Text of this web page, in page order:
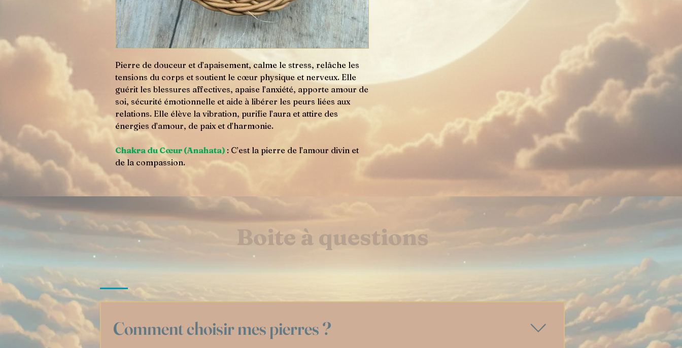
Pierre de douceur et d’apaisement, calme le stress, relâche les
tensions du corps et soutient le cœur physique et nerveux. Elle
guérit les blessures affectives, apaise l’anxiété, apporte amour de
soi, sécurité émotionnelle et aide à libérer les peurs liées aux
relations. Elle élève la vibration, purifie l’aura et attire des
énergies d’amour, de paix et d’harmonie.
Chakra du Cœur (Anahata) : C’est la pierre de l’amour divin et
de la compassion.
Boite à questions
Comment choisir mes pierres ?